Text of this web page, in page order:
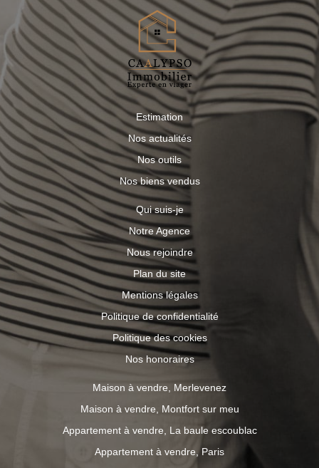
Estimation
Nos actualités
Nos outils
Nos biens vendus
Qui suis-je
Notre Agence
Nous rejoindre
Plan du site
Mentions légales
Politique de confidentialité
Politique des cookies
Nos honoraires
Maison à vendre, Merlevenez
Maison à vendre, Montfort sur meu
Appartement à vendre, La baule escoublac
Appartement à vendre, Paris